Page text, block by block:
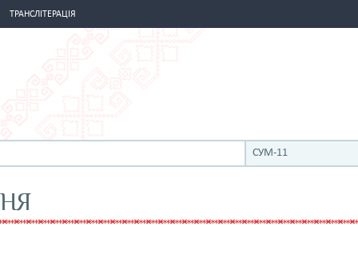
ТРАНСЛІТЕРАЦІЯ
СУМ-11